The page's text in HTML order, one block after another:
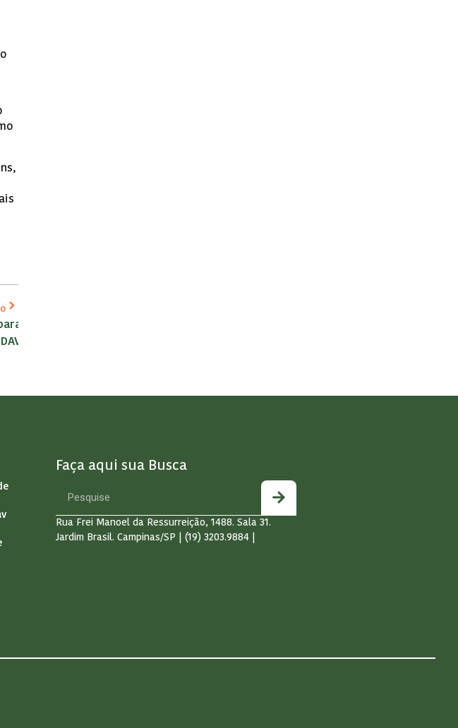
Faça aqui sua Busca
Rua Frei Manoel da Ressurreição, 1488. Sala 31.
Jardim Brasil. Campinas/SP | (19) 3203.9884 |